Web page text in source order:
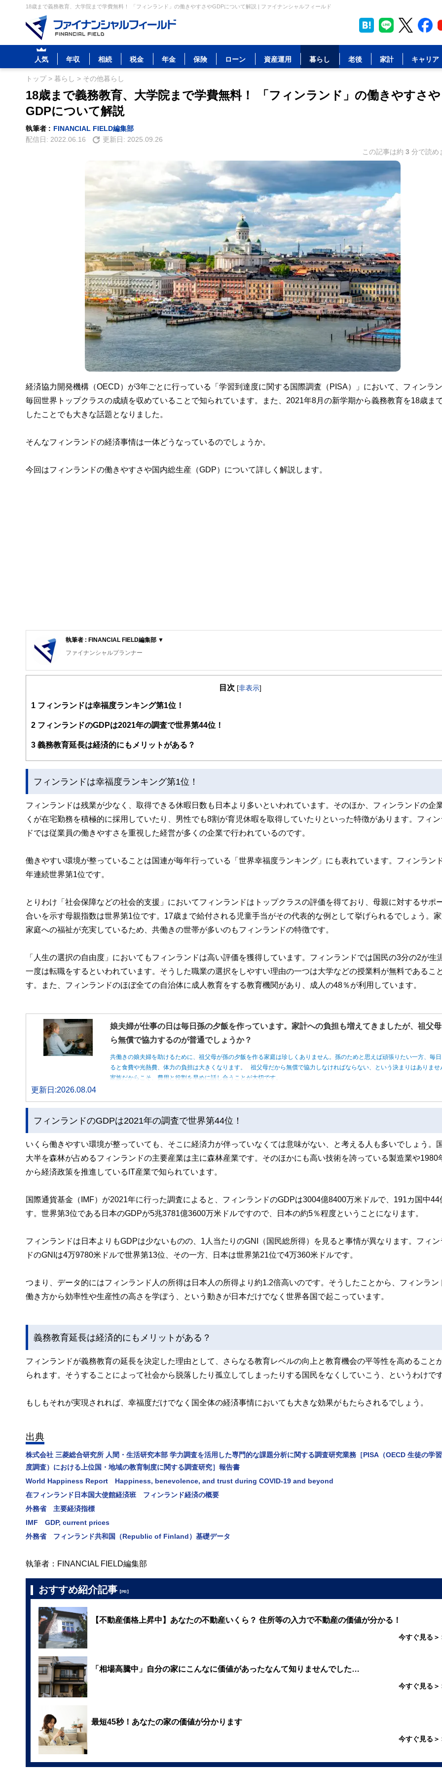
18歳まで義務教育、大学院まで学費無料！ 「フィンランド」の働きやすさやGDPについて解説 | ファイナンシャルフィールド
人気 年収 相続 税金 年金 保険 ローン 資産運用 暮らし 老後 家計 キャリア
トップ> 暮らし > その他暮らし
18歳まで義務教育、大学院まで学費無料！ 「フィンランド」の働きやすさや
GDPについて解説
執筆者 : FINANCIAL FIELD編集部
配信日: 2022.06.16 更新日: 2025.09.26
この記事は約 3 分で読め
経済協力開発機構（OECD）が3年ごとに行っている「学習到達度に関する国際調査（PISA）」において、フィンラ
毎回世界トップクラスの成績を収めていることで知られています。また、2021年8月の新学期から義務教育を18歳ま
したことでも大きな話題となりました。
そんなフィンランドの経済事情は一体どうなっているのでしょうか。
今回はフィンランドの働きやすさや国内総生産（GDP）について詳しく解説します。
執筆者 : FINANCIAL FIELD編集部 ▼
ファイナンシャルプランナー
FinancialField編集部は、金融、経済に関する記事を、日々の暮らしにどのような影響を与えるかという視点で、お金の知識がない方でも理解
案から記事掲載まですべての工程に関わることで、読者目線のコンテンツを追求しています。
FinancialFieldの特徴は、ファイナンシャルプランナー、弁護士、税理士、宅地建物取引士、相続診断士、住宅ローンアドバイザー、DCプラン
ー、公認会計士、社会保険労務士、行政書士、投資アナリスト、キャリアコンサルタントなど150名以上の有資格者を執筆者・監修者として迎
私たちは、快適でより良い生活のアイデアを提供するお金のコンシェルジュを目指します。
目次 [非表示]
1 フィンランドは幸福度ランキング第1位！
2 フィンランドのGDPは2021年の調査で世界第44位！
3 義務教育延長は経済的にもメリットがある？
フィンランドは幸福度ランキング第1位！
フィンランドは残業が少なく、取得できる休暇日数も日本より多いといわれています。そのほか、フィンランドの企
くが在宅勤務を積極的に採用していたり、男性でも8割が育児休暇を取得していたりといった特徴があります。フィン
ドでは従業員の働きやすさを重視した経営が多くの企業で行われているのです。
働きやすい環境が整っていることは国連が毎年行っている「世界幸福度ランキング」にも表れています。フィンラン
年連続世界第1位です。
とりわけ「社会保障などの社会的支援」においてフィンランドはトップクラスの評価を得ており、母親に対するサポ
合いを示す母親指数は世界第1位です。17歳まで給付される児童手当がその代表的な例として挙げられるでしょう。
家庭への福祉が充実しているため、共働きの世帯が多いのもフィンランドの特徴です。
「人生の選択の自由度」においてもフィンランドは高い評価を獲得しています。フィンランドでは国民の3分の2が生
一度は転職をするといわれています。そうした職業の選択をしやすい理由の一つは大学などの授業料が無料であるこ
す。また、フィンランドのほぼ全ての自治体に成人教育をする教育機関があり、成人の48％が利用しています。
娘夫婦が仕事の日は毎日孫の夕飯を作っています。家計への負担も増えてきましたが、祖父
ら無償で協力するのが普通でしょうか？
共働きの娘夫婦を助けるために、祖父母が孫の夕飯を作る家庭は珍しくありません。孫のためと思えば頑張りたい一方、毎日
ると食費や光熱費、体力の負担は大きくなります。 祖父母だから無償で協力しなければならない、という決まりはありませ
家族だからこそ、費用と役割を早めに話し合うことが大切です。
更新日:2026.08.04
フィンランドのGDPは2021年の調査で世界第44位！
いくら働きやすい環境が整っていても、そこに経済力が伴っていなくては意味がない、と考える人も多いでしょう。
大半を森林が占めるフィンランドの主要産業は主に森林産業です。そのほかにも高い技術を誇っている製造業や1980
から経済政策を推進しているIT産業で知られています。
国際通貨基金（IMF）が2021年に行った調査によると、フィンランドのGDPは3004億8400万米ドルで、191カ国中44
す。世界第3位である日本のGDPが5兆3781億3600万米ドルですので、日本の約5％程度ということになります。
フィンランドは日本よりもGDPは少ないものの、1人当たりのGNI（国民総所得）を見ると事情が異なります。フィン
ドのGNIは4万9780米ドルで世界第13位、その一方、日本は世界第21位で4万360米ドルです。
つまり、データ的にはフィンランド人の所得は日本人の所得より約1.2倍高いのです。そうしたことから、フィンラン
働き方から効率性や生産性の高さを学ぼう、という動きが日本だけでなく世界各国で起こっています。
義務教育延長は経済的にもメリットがある？
フィンランドが義務教育の延長を決定した理由として、さらなる教育レベルの向上と教育機会の平等性を高めること
られます。そうすることによって社会から脱落したり孤立してしまったりする国民をなくしていこう、というわけです
もしもそれが実現されれば、幸福度だけでなく国全体の経済事情においても大きな効果がもたらされるでしょう。
出典
株式会社 三菱総合研究所 人間・生活研究本部 学力調査を活用した専門的な課題分析に関する調査研究業務［PISA（OECD 生徒の学
度調査）における上位国・地域の教育制度に関する調査研究］報告書
World Happiness Report Happiness, benevolence, and trust during COVID-19 and beyond
在フィンランド日本国大使館経済班 フィンランド経済の概要
外務省 主要経済指標
IMF GDP, current prices
外務省 フィンランド共和国（Republic of Finland）基礎データ
執筆者：FINANCIAL FIELD編集部
おすすめ紹介記事 【PR】
【不動産価格上昇中】あなたの不動産いくら？ 住所等の入力で不動産の価値が分かる！
今すぐ見る＞
「相場高騰中」自分の家にこんなに価値があったなんて知りませんでした…
今すぐ見る＞
最短45秒！あなたの家の価値が分かります
今すぐ見る＞